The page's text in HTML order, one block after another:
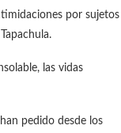
por sujetos
las vidas
pedido desde los